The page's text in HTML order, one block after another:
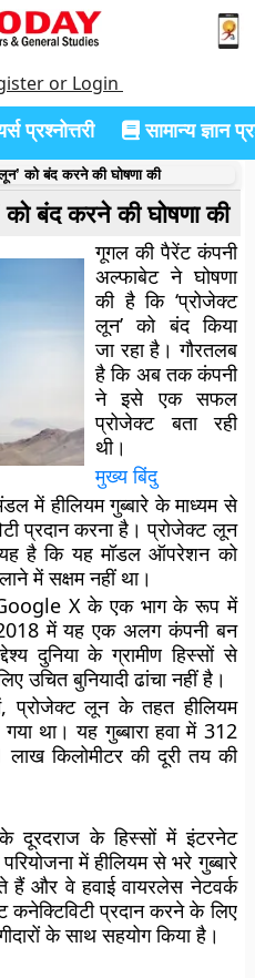
or Login
प्रश्नोत्तरी सामान्य ज्ञान
को बंद करने की घोषणा की
बंद करने की घोषणा की
गूगल की पैरेंट कंपनी
अल्फाबेट ने घोषणा
की है कि ‘प्रोजेक्ट
लून’ को बंद किया
जा रहा है। गौरतलब
है कि अब तक कंपनी
ने इसे एक सफल
प्रोजेक्ट बता रही
थी।
मुख्य बिंदु
में हीलियम गुब्बारे के माध्यम से
प्रदान करना है। प्रोजेक्ट लून
है कि यह मॉडल ऑपरेशन को
में सक्षम नहीं था।
Google X के एक भाग के रूप में
में यह एक अलग कंपनी बन
दुनिया के ग्रामीण हिस्सों से
उचित बुनियादी ढांचा नहीं है।
प्रोजेक्ट लून के तहत हीलियम
गया था। यह गुब्बारा हवा में 312
किलोमीटर की दूरी तय की
दूरदराज के हिस्सों में इंटरनेट
में हीलियम से भरे गुब्बारे
हैं और वे हवाई वायरलेस नेटवर्क
कनेक्टिविटी प्रदान करने के लिए
के साथ सहयोग किया है।